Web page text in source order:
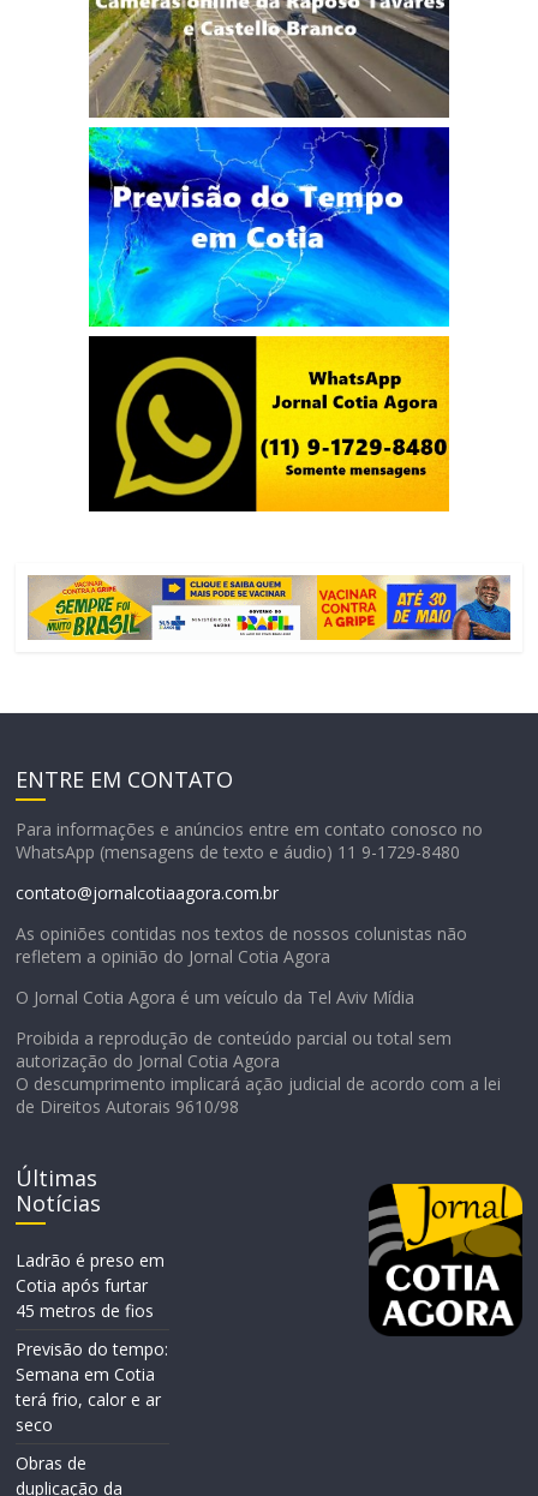
ENTRE EM CONTATO
Para informações e anúncios entre em contato conosco no
WhatsApp (mensagens de texto e áudio) 11 9-1729-8480
contato@jornalcotiaagora.com.br
As opiniões contidas nos textos de nossos colunistas não
refletem a opinião do Jornal Cotia Agora
O Jornal Cotia Agora é um veículo da Tel Aviv Mídia
Proibida a reprodução de conteúdo parcial ou total sem
autorização do Jornal Cotia Agora
O descumprimento implicará ação judicial de acordo com a lei
de Direitos Autorais 9610/98
Últimas
Notícias
Ladrão é preso em
Cotia após furtar
45 metros de fios
Previsão do tempo:
Semana em Cotia
terá frio, calor e ar
seco
Obras de
duplicação da